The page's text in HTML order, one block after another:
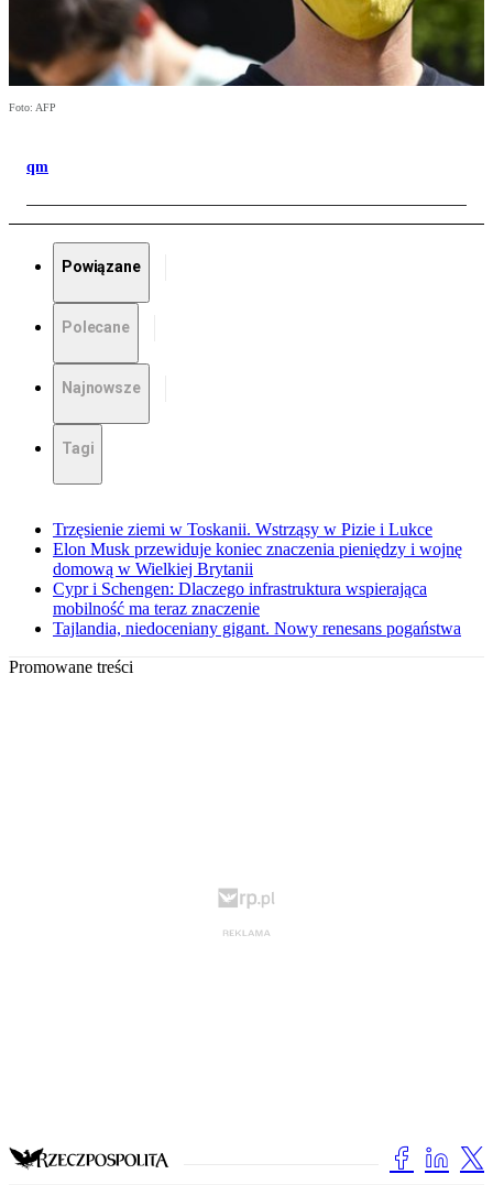
Foto: AFP
qm
Powiązane
Polecane
Najnowsze
Tagi
Trzęsienie ziemi w Toskanii. Wstrząsy w Pizie i Lukce
Elon Musk przewiduje koniec znaczenia pieniędzy i wojnę
domową w Wielkiej Brytanii
Cypr i Schengen: Dlaczego infrastruktura wspierająca
mobilność ma teraz znaczenie
Tajlandia, niedoceniany gigant. Nowy renesans pogaństwa
Promowane treści